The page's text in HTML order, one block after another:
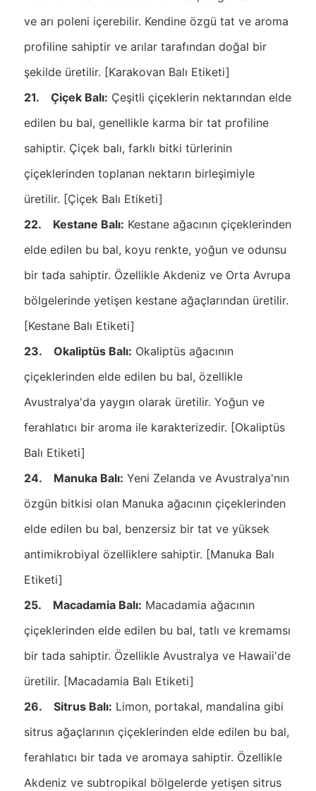
ve arı poleni içerebilir. Kendine özgü tat ve aroma
profiline sahiptir ve arılar tarafından doğal bir
şekilde üretilir. [Karakovan Balı Etiketi]
21. Çiçek Balı: Çeşitli çiçeklerin nektarından elde
edilen bu bal, genellikle karma bir tat profiline
sahiptir. Çiçek balı, farklı bitki türlerinin
çiçeklerinden toplanan nektarın birleşimiyle
üretilir. [Çiçek Balı Etiketi]
22. Kestane Balı: Kestane ağacının çiçeklerinden
elde edilen bu bal, koyu renkte, yoğun ve odunsu
bir tada sahiptir. Özellikle Akdeniz ve Orta Avrupa
bölgelerinde yetişen kestane ağaçlarından üretilir.
[Kestane Balı Etiketi]
23. Okaliptüs Balı: Okaliptüs ağacının
çiçeklerinden elde edilen bu bal, özellikle
Avustralya'da yaygın olarak üretilir. Yoğun ve
ferahlatıcı bir aroma ile karakterizedir. [Okaliptüs
Balı Etiketi]
24. Manuka Balı: Yeni Zelanda ve Avustralya'nın
özgün bitkisi olan Manuka ağacının çiçeklerinden
elde edilen bu bal, benzersiz bir tat ve yüksek
antimikrobiyal özelliklere sahiptir. [Manuka Balı
Etiketi]
25. Macadamia Balı: Macadamia ağacının
çiçeklerinden elde edilen bu bal, tatlı ve kremamsı
bir tada sahiptir. Özellikle Avustralya ve Hawaii'de
üretilir. [Macadamia Balı Etiketi]
26. Sitrus Balı: Limon, portakal, mandalina gibi
sitrus ağaçlarının çiçeklerinden elde edilen bu bal,
ferahlatıcı bir tada ve aromaya sahiptir. Özellikle
Akdeniz ve subtropikal bölgelerde yetişen sitrus